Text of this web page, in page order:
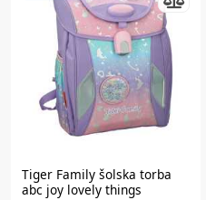
Tiger Family šolska torba
abc joy lovely things